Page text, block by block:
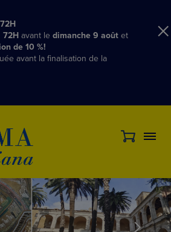
72H avant le dimanche 9 août et
de 10 %!
avant la finalisation de la